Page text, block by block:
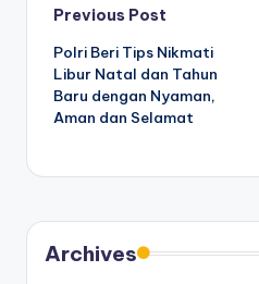
Post
navigation
Previous Post
Polri Beri Tips Nikmati
Libur Natal dan Tahun
Baru dengan Nyaman,
Aman dan Selamat
Archives